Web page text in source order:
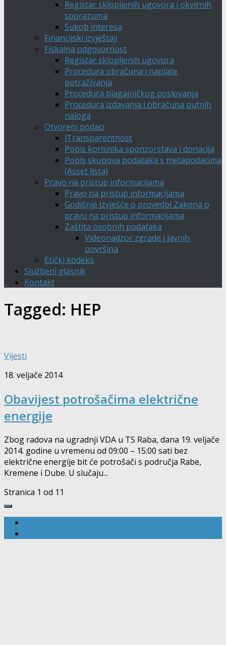
Registar sklopljenih ugovora i okvirnih
sporazuma
Sukob interesa
Financijski izvještaji
Fiskalna odgovornost
Registar sklopljenih ugovora
Procedura obračuna i naplate
potraživanja
Procedura blagajničkog poslovanja
Procedura izdavanja i obračuna putnih
naloga
Otvoreni podaci
iTransparentnost
Popis korisnika sponzorstava i donacija
Popis skupova podataka s metapodacima
(Asset lista)
Pravo na pristup informacijama
Pravo na pristup informacijama
Godišnje izvješće o provedbi Zakona o
pravu na pristup informacijama
Zaštita osobnih podataka
Videonadzor zgrade i javnih
površina
Etički kodeks
Službeni glasnik
Kontakt
Tagged: HEP
Vijesti
18. veljače 2014
Obavijest potrošačima električne
energije
Zbog radova na ugradnji VDA u TS Raba, dana 19. veljače
2014. godine u vremenu od 09:00 – 15:00 sati bez
električne energije bit će potrošači s područja Rabe,
Kremene i Dube. U slučaju...
Stranica 1 od 1 1